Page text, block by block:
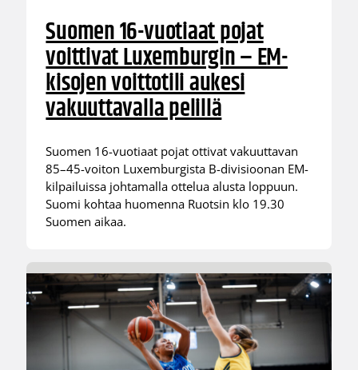
Suomen 16-vuotiaat pojat
voittivat Luxemburgin – EM-
kisojen voittotili aukesi
vakuuttavalla pelillä
Suomen 16-vuotiaat pojat ottivat vakuuttavan
85–45-voiton Luxemburgista B-divisioonan EM-
kilpailuissa johtamalla ottelua alusta loppuun.
Suomi kohtaa huomenna Ruotsin klo 19.30
Suomen aikaa.